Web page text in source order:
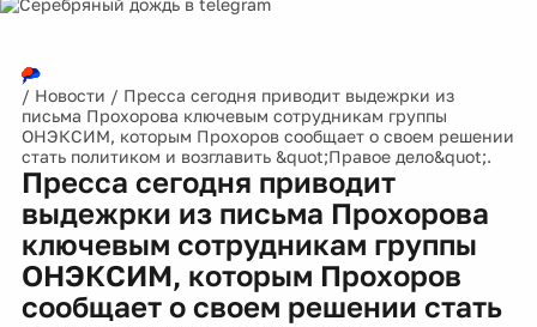
/ Новости / Пресса сегодня приводит выдежрки из
письма Прохорова ключевым сотрудникам группы
ОНЭКСИМ, которым Прохоров сообщает о своем решении
стать политиком и возглавить &quot;Правое дело&quot;.
Пресса сегодня приводит
выдежрки из письма Прохорова
ключевым сотрудникам группы
ОНЭКСИМ, которым Прохоров
сообщает о своем решении стать